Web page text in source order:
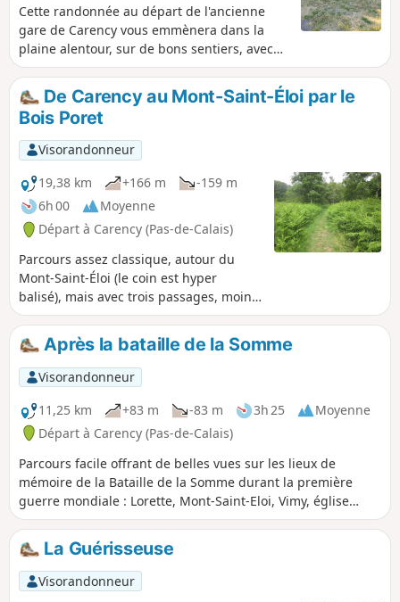
Cette randonnée au départ de l'ancienne
gare de Carency vous emmènera dans la
plaine alentour, sur de bons sentiers, avec
des vues sur Notre-Dame de Lorette et le
Mont Saint-Éloi, sans oublier l'Anneau de la
Mémoire.
De Carency au Mont-Saint-Éloi par le
Bois Poret
Visorandonneur
19,38 km
+166 m
-159 m
6h 00
Moyenne
Départ à Carency (Pas-de-Calais)
Parcours assez classique, autour du
Mont-Saint-Éloi (le coin est hyper
balisé), mais avec trois passages, moins
empruntés, pour rejoindre Villers-au-
Bois C'est un peu tortueux (pas logique
dit toujours l'une de mes amies), mais
ça permet d'emprunter quelques
sentiers moins fréquentés.
Après la bataille de la Somme
Visorandonneur
11,25 km
+83 m -83 m 3h 25
Moyenne
Départ à Carency (Pas-de-Calais)
Parcours facile offrant de belles vues sur les lieux de
mémoire de la Bataille de la Somme durant la première
guerre mondiale : Lorette, Mont-Saint-Eloi, Vimy, église
ruinée d'Ablain.
La Guérisseuse
Visorandonneur